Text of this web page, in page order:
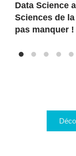
Data Science
Sciences de
pas manquer !